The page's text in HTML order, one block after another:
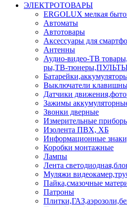
ЭЛЕКТРОТОВАРЫ
ERGOLUX мелкая
Автоматы
Автотовары
Аксессуары для
Антенны
Аудио-видео-ТВ
ры,ТВ-
Выключатели
Датчики
Зажимы
Звонки дверные
Измерительные
Изолента ПВХ, ХБ
Информационные
Коробки монтажные
Лампы
Лента
Муляжи
Пайка,смазочные
Патроны